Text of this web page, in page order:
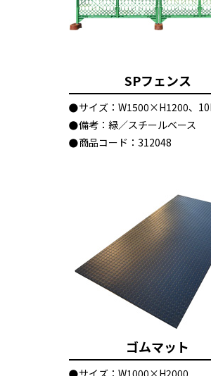
SPフェンス
サイズ：W1500×H1200、
備考：緑／スチールベース
商品コード：312048
ゴムマット
サイズ：W1000×H2000